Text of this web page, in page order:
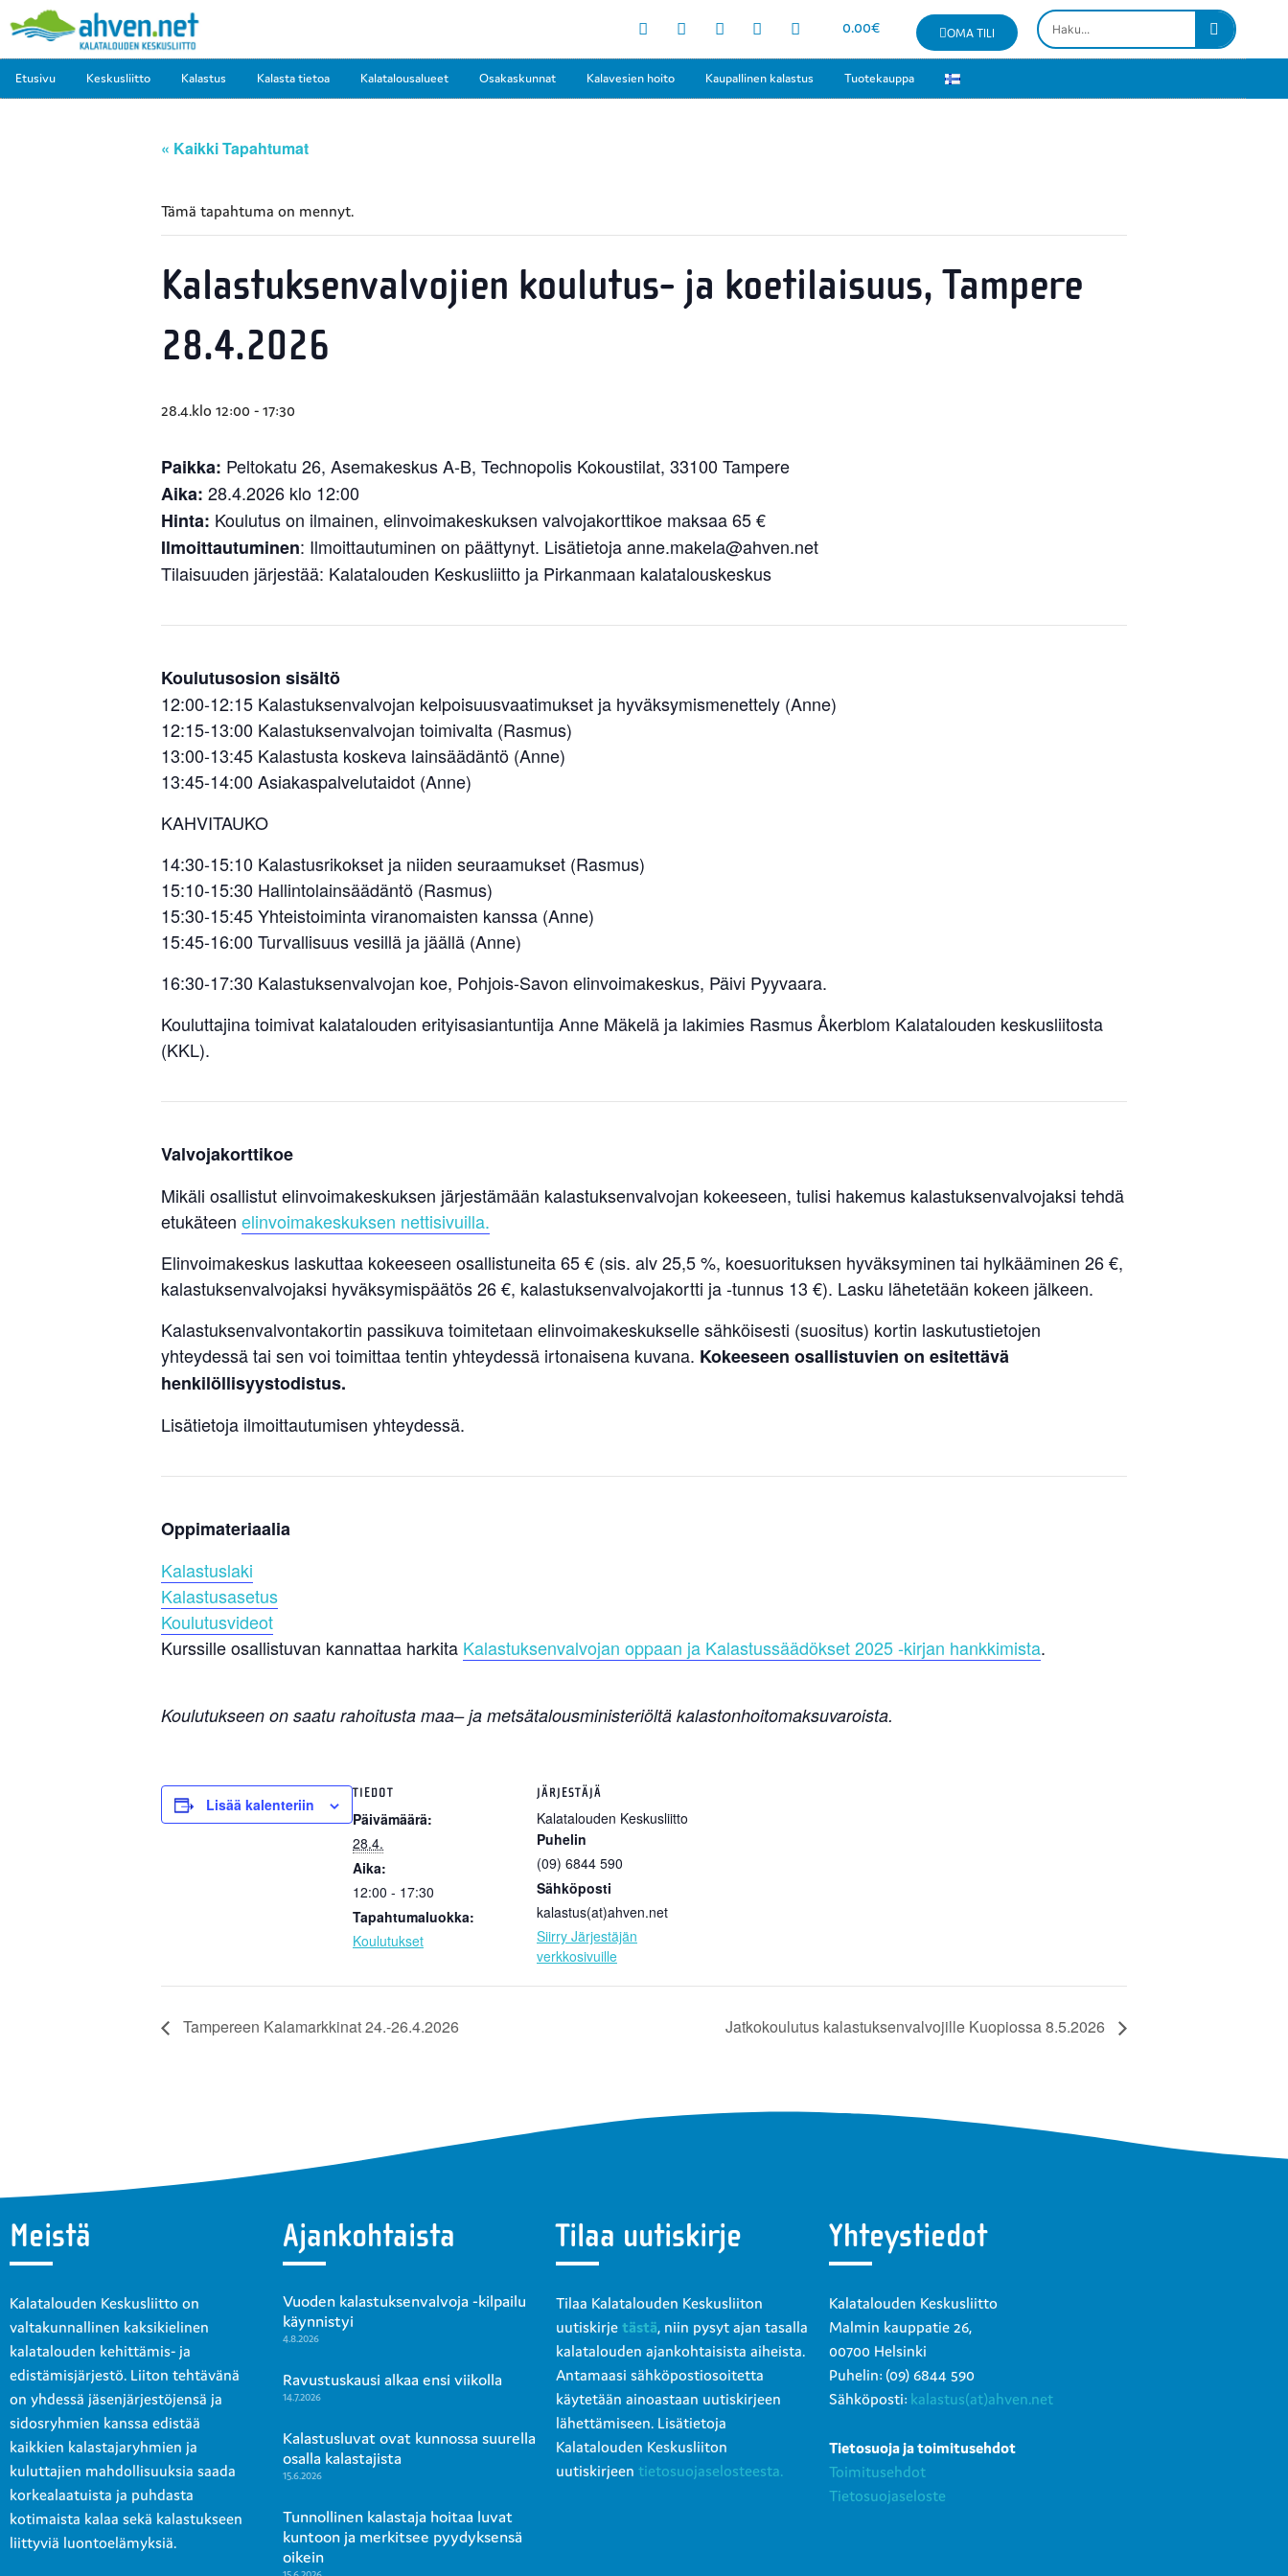
0.00€ OMA TILI
Etusivu Keskusliitto Kalastus Kalasta tietoa Kalatalousalueet Osakaskunnat Kalavesien hoito Kaupallinen kalastus Tuotekauppa
« Kaikki Tapahtumat
Tämä tapahtuma on mennyt.
Kalastuksenvalvojien koulutus- ja koetilaisuus, Tampere
28.4.2026
28.4.klo 12:00 - 17:30
Paikka: Peltokatu 26, Asemakeskus A-B, Technopolis Kokoustilat, 33100 Tampere
Aika: 28.4.2026 klo 12:00
Hinta: Koulutus on ilmainen, elinvoimakeskuksen valvojakorttikoe maksaa 65 €
Ilmoittautuminen: Ilmoittautuminen on päättynyt. Lisätietoja anne.makela@ahven.net
Tilaisuuden järjestää: Kalatalouden Keskusliitto ja Pirkanmaan kalatalouskeskus
Koulutusosion sisältö
12:00-12:15 Kalastuksenvalvojan kelpoisuusvaatimukset ja hyväksymismenettely (Anne)
12:15-13:00 Kalastuksenvalvojan toimivalta (Rasmus)
13:00-13:45 Kalastusta koskeva lainsäädäntö (Anne)
13:45-14:00 Asiakaspalvelutaidot (Anne)
KAHVITAUKO
14:30-15:10 Kalastusrikokset ja niiden seuraamukset (Rasmus)
15:10-15:30 Hallintolainsäädäntö (Rasmus)
15:30-15:45 Yhteistoiminta viranomaisten kanssa (Anne)
15:45-16:00 Turvallisuus vesillä ja jäällä (Anne)
16:30-17:30 Kalastuksenvalvojan koe, Pohjois-Savon elinvoimakeskus, Päivi Pyyvaara.
Kouluttajina toimivat kalatalouden erityisasiantuntija Anne Mäkelä ja lakimies Rasmus Åkerblom Kalatalouden keskusliitosta
(KKL).
Valvojakorttikoe
Mikäli osallistut elinvoimakeskuksen järjestämään kalastuksenvalvojan kokeeseen, tulisi hakemus kalastuksenvalvojaksi tehdä
etukäteen elinvoimakeskuksen nettisivuilla.
Elinvoimakeskus laskuttaa kokeeseen osallistuneita 65 € (sis. alv 25,5 %, koesuorituksen hyväksyminen tai hylkääminen 26 €,
kalastuksenvalvojaksi hyväksymispäätös 26 €, kalastuksenvalvojakortti ja -tunnus 13 €). Lasku lähetetään kokeen jälkeen.
Kalastuksenvalvontakortin passikuva toimitetaan elinvoimakeskukselle sähköisesti (suositus) kortin laskutustietojen
yhteydessä tai sen voi toimittaa tentin yhteydessä irtonaisena kuvana. Kokeeseen osallistuvien on esitettävä
henkilöllisyystodistus.
Lisätietoja ilmoittautumisen yhteydessä.
Oppimateriaalia
Kalastuslaki
Kalastusasetus
Koulutusvideot
Kurssille osallistuvan kannattaa harkita Kalastuksenvalvojan oppaan ja Kalastussäädökset 2025 -kirjan hankkimista.
Koulutukseen on saatu rahoitusta maa– ja metsätalousministeriöltä kalastonhoitomaksuvaroista.
Lisää kalenteriin
TIEDOT
Päivämäärä:
28.4.
Aika:
12:00 - 17:30
Tapahtumaluokka:
Koulutukset
JÄRJESTÄJÄ
Kalatalouden Keskusliitto
Puhelin
(09) 6844 590
Sähköposti
kalastus(at)ahven.net
Siirry Järjestäjän
verkkosivuille
Tampereen Kalamarkkinat 24.-26.4.2026 Jatkokoulutus kalastuksenvalvojille Kuopiossa 8.5.2026
Meistä
Kalatalouden Keskusliitto on
valtakunnallinen kaksikielinen
kalatalouden kehittämis- ja
edistämisjärjestö. Liiton tehtävänä
on yhdessä jäsenjärjestöjensä ja
sidosryhmien kanssa edistää
kaikkien kalastajaryhmien ja
kuluttajien mahdollisuuksia saada
korkealaatuista ja puhdasta
kotimaista kalaa sekä kalastukseen
liittyviä luontoelämyksiä.
Ajankohtaista
Vuoden kalastuksenvalvoja -kilpailu
käynnistyi
4.8.2026
Ravustuskausi alkaa ensi viikolla
14.7.2026
Kalastusluvat ovat kunnossa suurella
osalla kalastajista
15.6.2026
Tunnollinen kalastaja hoitaa luvat
kuntoon ja merkitsee pyydyksensä
oikein
Tilaa uutiskirje
Tilaa Kalatalouden Keskusliiton
uutiskirje tästä, niin pysyt ajan tasalla
kalatalouden ajankohtaisista aiheista.
Antamaasi sähköpostiosoitetta
käytetään ainoastaan uutiskirjeen
lähettämiseen. Lisätietoja
Kalatalouden Keskusliiton
uutiskirjeen tietosuojaselosteesta.
Yhteystiedot
Kalatalouden Keskusliitto
Malmin kauppatie 26,
00700 Helsinki
Puhelin: (09) 6844 590
Sähköposti: kalastus(at)ahven.net
Tietosuoja ja toimitusehdot
Toimitusehdot
Tietosuojaseloste